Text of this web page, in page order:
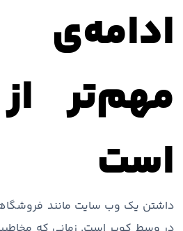
مهم‌تر
است
داشتن یک وب سایت مانند